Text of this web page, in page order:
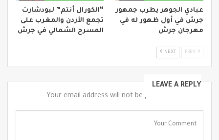
عبادي الجوهر يطرب جمهور
جرش في أول ظهور له في
مهرجان جرش
“الكورال أنتم” لبودشارت
تجمع الأردن والمغرب على
المسرح الشمالي في جرش
NEXT
LEAVE A REPLY
Your email address will not be published.